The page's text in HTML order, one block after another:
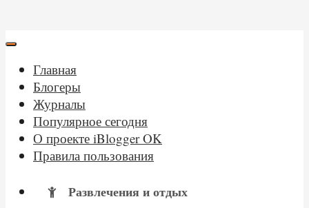
Главная
Блогеры
Журналы
Популярное сегодня
О проекте iBlogger OK
Правила пользования
Развлечения и отдых